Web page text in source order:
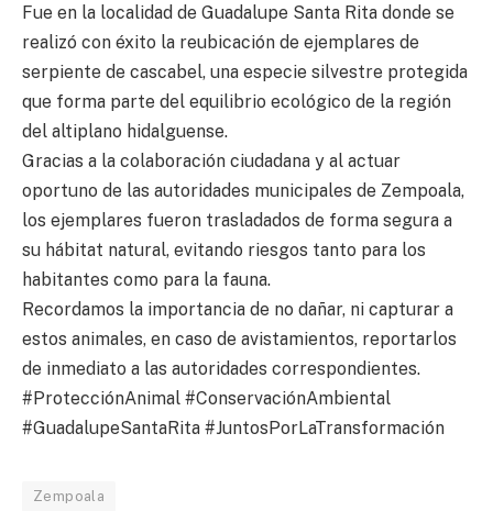
Fue en la localidad de Guadalupe Santa Rita donde se
realizó con éxito la reubicación de ejemplares de
serpiente de cascabel, una especie silvestre protegida
que forma parte del equilibrio ecológico de la región
del altiplano hidalguense.
Gracias a la colaboración ciudadana y al actuar
oportuno de las autoridades municipales de Zempoala,
los ejemplares fueron trasladados de forma segura a
su hábitat natural, evitando riesgos tanto para los
habitantes como para la fauna.
Recordamos la importancia de no dañar, ni capturar a
estos animales, en caso de avistamientos, reportarlos
de inmediato a las autoridades correspondientes.
#ProtecciónAnimal #ConservaciónAmbiental
#GuadalupeSantaRita #JuntosPorLaTransformación
Zempoala